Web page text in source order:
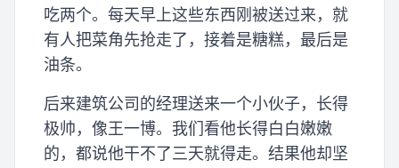
吃两个。每天早上这些东西刚被送过来，就
有人把菜角先抢走了，接着是糖糕，最后是
油条。
后来建筑公司的经理送来一个小伙子，长得
极帅，像王一博。我们看他长得白白嫩嫩
的，都说他干不了三天就得走。结果他却坚